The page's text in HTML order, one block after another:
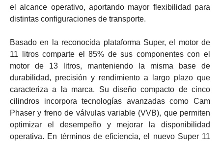
el alcance operativo, aportando mayor flexibilidad para
distintas configuraciones de transporte.
Basado en la reconocida plataforma Super, el motor de
11 litros comparte el 85% de sus componentes con el
motor de 13 litros, manteniendo la misma base de
durabilidad, precisión y rendimiento a largo plazo que
caracteriza a la marca. Su diseño compacto de cinco
cilindros incorpora tecnologías avanzadas como Cam
Phaser y freno de válvulas variable (VVB), que permiten
optimizar el desempeño y mejorar la disponibilidad
operativa. En términos de eficiencia, el nuevo Super 11